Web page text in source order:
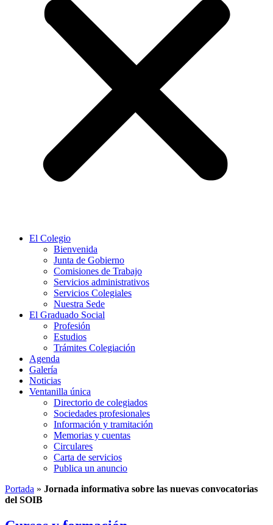
El Colegio
Bienvenida
Junta de Gobierno
Comisiones de Trabajo
Servicios administrativos
Servicios Colegiales
Nuestra Sede
El Graduado Social
Profesión
Estudios
Trámites Colegiación
Agenda
Galería
Noticias
Ventanilla única
Directorio de colegiados
Sociedades profesionales
Información y tramitación
Memorias y cuentas
Circulares
Carta de servicios
Publica un anuncio
Portada » Jornada informativa sobre las nuevas convocatorias
del SOIB